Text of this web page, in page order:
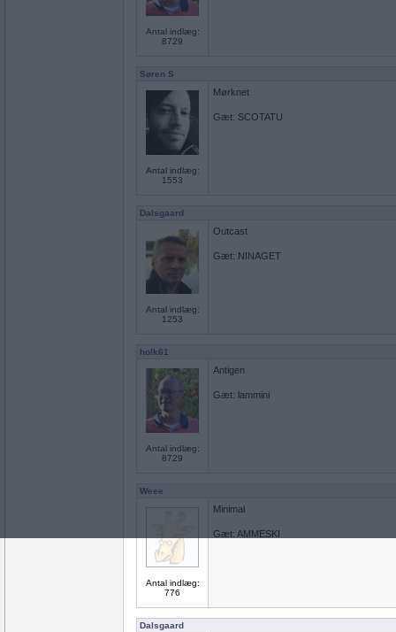
Antal indlæg:
8729
Søren S
Antal indlæg:
1553
Mørknet
Gæt: SCOTATU
Dalsgaard
Antal indlæg:
1253
Outcast
Gæt: NINAGET
holk61
Antal indlæg:
8729
Antigen
Gæt: lammini
Weee
Antal indlæg:
776
Minimal
Gæt: AMMESKI
Dalsgaard